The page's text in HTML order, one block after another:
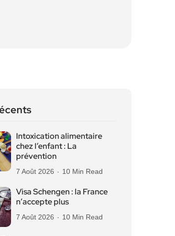
Intoxication alimentaire
chez l’enfant : La
prévention
7 Août 2026 10 Min Read
Visa Schengen : la France
n’accepte plus
7 Août 2026 10 Min Read